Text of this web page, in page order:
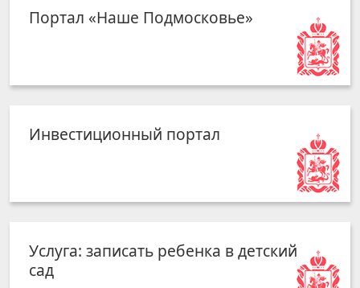
Портал «Наше Подмосковье»
Инвестиционный портал
Услуга: записать ребенка в детский
сад